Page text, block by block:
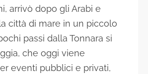
arrivò dopo gli Arabi e
città di mare in un piccolo
passi dalla Tonnara si
che oggi viene
eventi pubblici e privati,